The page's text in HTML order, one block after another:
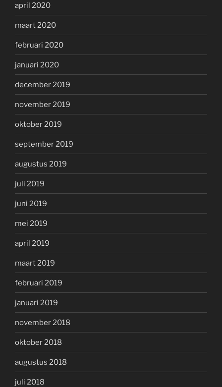
april 2020
maart 2020
februari 2020
januari 2020
december 2019
november 2019
oktober 2019
september 2019
augustus 2019
juli 2019
juni 2019
mei 2019
april 2019
maart 2019
februari 2019
januari 2019
november 2018
oktober 2018
augustus 2018
juli 2018